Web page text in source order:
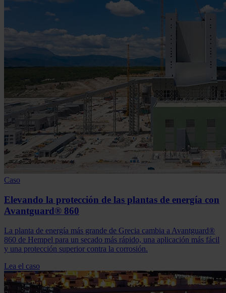
Caso
Elevando la protección de las plantas de energía con
Avantguard® 860
La planta de energía más grande de Grecia cambia a Avantguard®
860 de Hempel para un secado más rápido, una aplicación más fácil
y una protección superior contra la corrosión.
Lea el caso